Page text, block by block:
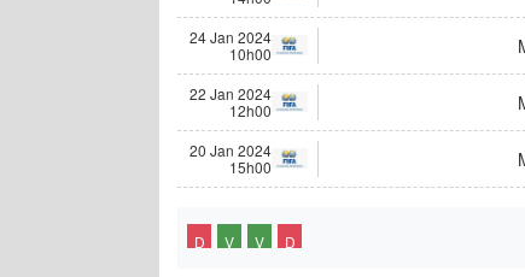
24 Jan 2024
10h00
22 Jan 2024
12h00
20 Jan 2024
15h00
D V V D